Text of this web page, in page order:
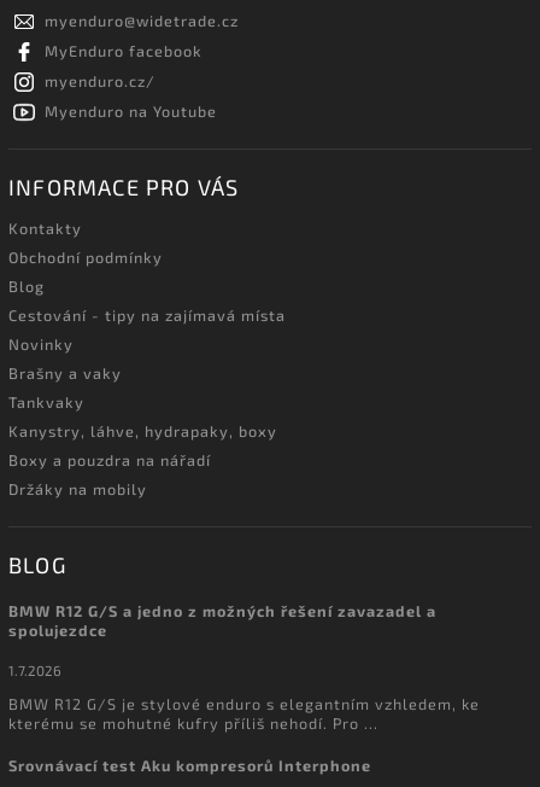
myenduro@widetrade.cz
MyEnduro facebook
myenduro.cz/
Myenduro na Youtube
INFORMACE PRO VÁS
Kontakty
Obchodní podmínky
Blog
Cestování - tipy na zajímavá místa
Novinky
Brašny a vaky
Tankvaky
Kanystry, láhve, hydrapaky, boxy
Boxy a pouzdra na nářadí
Držáky na mobily
BLOG
BMW R12 G/S a jedno z možných řešení zavazadel a
spolujezdce
1.7.2026
BMW R12 G/S je stylové enduro s elegantním vzhledem, ke
kterému se mohutné kufry příliš nehodí. Pro ...
Srovnávací test Aku kompresorů Interphone